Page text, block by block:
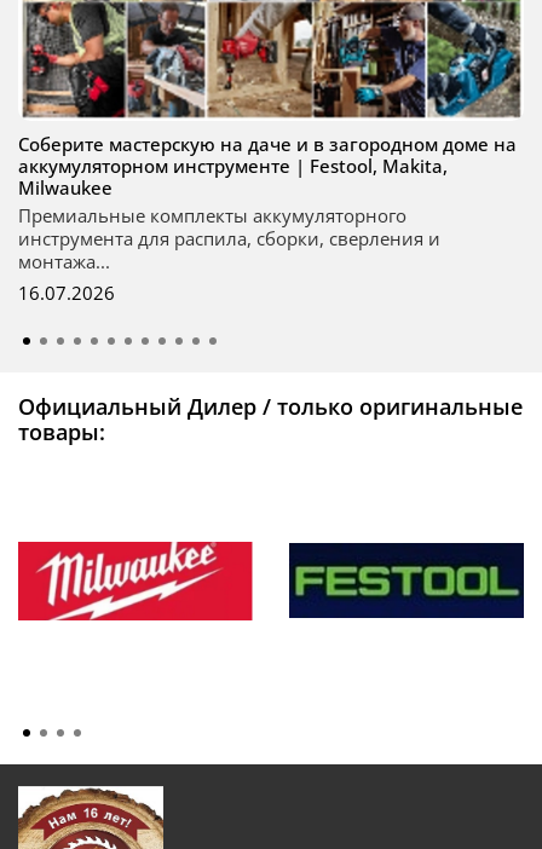
Соберите мастерскую на даче и в загородном доме на
аккумуляторном инструменте | Festool, Makita,
Milwaukee
Премиальные комплекты аккумуляторного
инструмента для распила, сборки, сверления и
монтажа...
16.07.2026
Официальный Дилер / только оригинальные
товары: